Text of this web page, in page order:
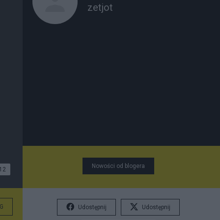
12
zetjot
Nowości od blogera
Udostępnij Udostępnij